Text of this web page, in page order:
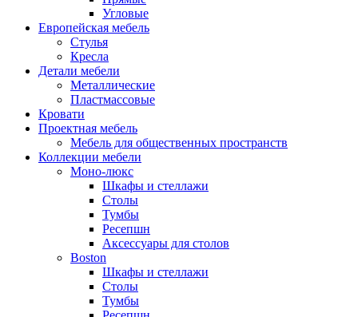
Угловые
Европейская мебель
Стулья
Кресла
Детали мебели
Металлические
Пластмассовые
Кровати
Проектная мебель
Мебель для общественных пространств
Коллекции мебели
Моно-люкс
Шкафы и стеллажи
Столы
Тумбы
Ресепшн
Аксессуары для столов
Boston
Шкафы и стеллажи
Столы
Тумбы